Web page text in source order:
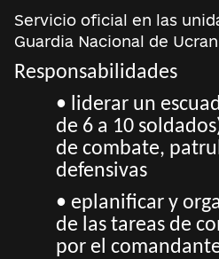
Servicio oficial en las
Guardia Nacional de
Responsabilidades
• liderar un
de 6 a 10
de combate,
defensivas
• eplanificar y
de las tareas de
por el